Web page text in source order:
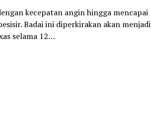
kecepatan angin hingga mencapai
Badai ini diperkirakan akan menjadi
selama 12…